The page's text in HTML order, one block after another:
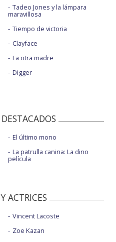
Tadeo Jones y la lámpara
maravillosa
Tiempo de victoria
Clayface
La otra madre
Digger
El último mono
La patrulla canina: La dino
película
ACTRICES
Vincent Lacoste
Zoe Kazan